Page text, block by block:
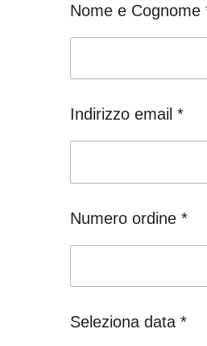
Nome e Cognome
Indirizzo email *
Numero ordine *
Seleziona data *